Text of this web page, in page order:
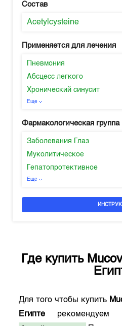
Состав
Acetylcysteine
Применяется для лечения
Пневмония
Абсцесс легкого
Хронический синусит
Еще
Фармакологическая группа
Заболевания Глаз
Муколитическое
Гепатопротективное
Еще
Где купить
Для того чтобы купить
Египте рекомендуем